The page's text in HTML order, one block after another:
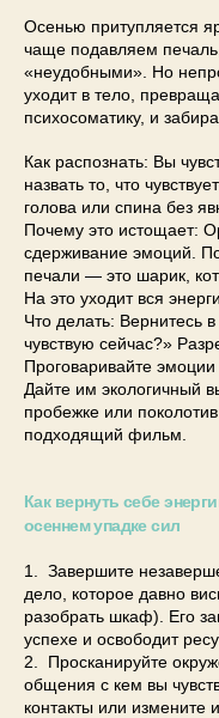
Осенью притупляется
чаще подавляем
«неудобными». Но
уходит в тело,
психосоматику, и
Как распознать: Вы
назвать то, что
голова или спина без
Почему это истощает:
сдерживание эмоций.
печали — это шарик,
На это уходит вся
Что делать: Вернитесь
чувствую сейчас?»
Проговаривайте
Дайте им экологичный
пробежке или
подходящий фильм.
Как вернуть себе
осеннем упадке сил
1. Завершите
дело, которое давно
разобрать шкаф). Его
успехе и освободит
2. Просканируйте
общения с кем вы
контакты или измените